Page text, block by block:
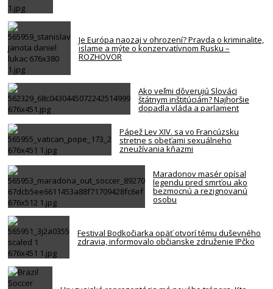
Je Európa naozaj v ohrození? Pravda o kriminalite,
islame a mýte o konzervatívnom Rusku –
ROZHOVOR
Ako veľmi dôverujú Slováci
štátnym inštitúciám? Najhoršie
dopadla vláda a parlament
Pápež Lev XIV. sa vo Francúzsku
stretne s obeťami sexuálneho
zneužívania kňazmi
Maradonov masér opísal
legendu pred smrťou ako
bezmocnú a rezignovanú
osobu
Festival Bodkočiarka opäť otvorí tému duševného
zdravia, informovalo občianske združenie IPčko